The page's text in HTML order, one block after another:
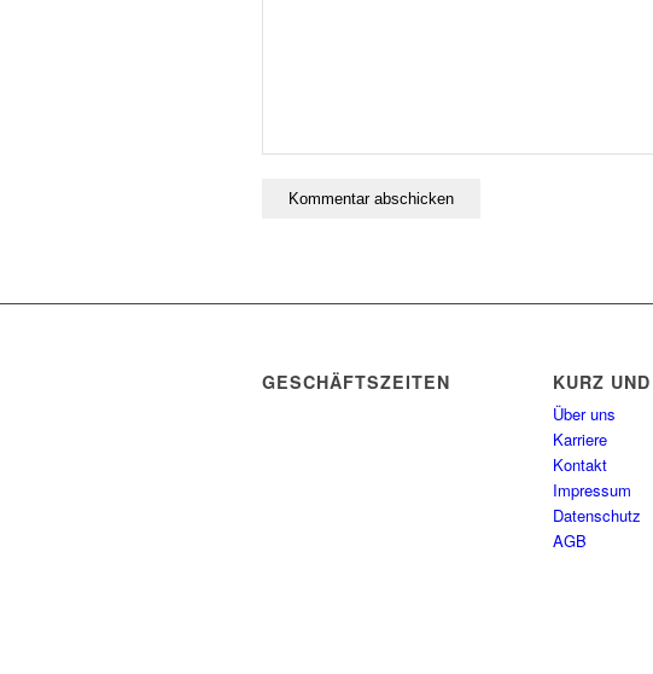
GESCHÄFTSZEITEN
KURZ
Über uns
Karriere
Kontakt
Impressum
Datenschutz
AGB